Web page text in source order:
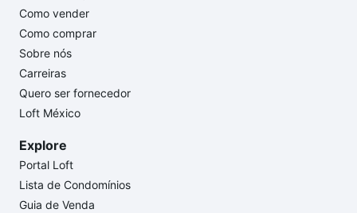
Como vender
Como comprar
Sobre nós
Carreiras
Quero ser fornecedor
Loft México
Explore
Portal Loft
Lista de Condomínios
Guia de Venda